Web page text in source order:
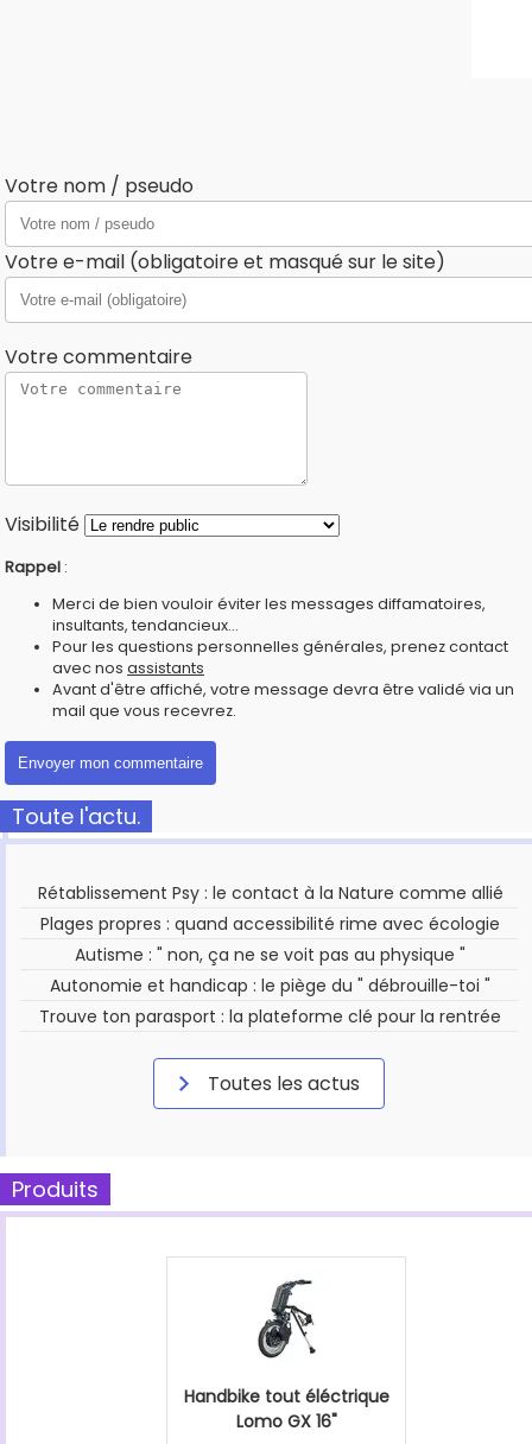
Votre nom / pseudo
Votre e-mail (obligatoire et masqué sur le site)
Votre commentaire
Visibilité
Rappel :
Merci de bien vouloir éviter les messages diffamatoires,
insultants, tendancieux...
Pour les questions personnelles générales, prenez contact
avec nos assistants
Avant d'être affiché, votre message devra être validé via un
mail que vous recevrez.
Toute l'actu.
Rétablissement Psy : le contact à la Nature comme allié
Plages propres : quand accessibilité rime avec écologie
Autisme : " non, ça ne se voit pas au physique "
Autonomie et handicap : le piège du " débrouille-toi "
Trouve ton parasport : la plateforme clé pour la rentrée
Toutes les actus
Produits
Handbike tout éléctrique
Lomo GX 16"